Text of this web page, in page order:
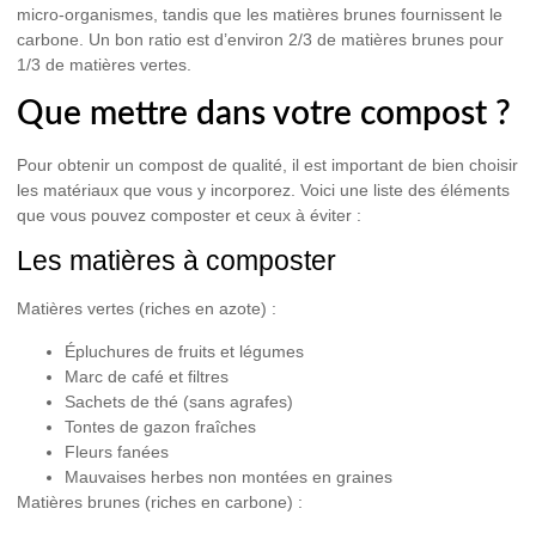
micro-organismes, tandis que les matières brunes fournissent le
carbone. Un bon ratio est d’environ 2/3 de matières brunes pour
1/3 de matières vertes.
Que mettre dans votre compost ?
Pour obtenir un compost de qualité, il est important de bien choisir
les matériaux que vous y incorporez. Voici une liste des éléments
que vous pouvez composter et ceux à éviter :
Les matières à composter
Matières vertes (riches en azote) :
Épluchures de fruits et légumes
Marc de café et filtres
Sachets de thé (sans agrafes)
Tontes de gazon fraîches
Fleurs fanées
Mauvaises herbes non montées en graines
Matières brunes (riches en carbone) :